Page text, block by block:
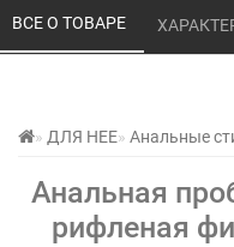
ДЛЯ НЕЕ Анальные
Анальная
рифленая
ВСЕ О ТОВАРЕ